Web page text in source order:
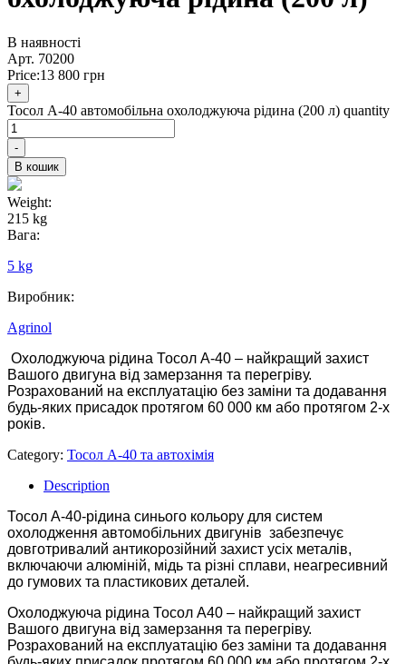
В наявності
Арт. 70200
Price:13 800 грн
+
Тосол А-40 автомобільна охолоджуюча рідина (200 л) quantity
-
В кошик
Weight:
215 kg
Вага:
5 kg
Виробник:
Agrinol
Охолоджуюча рідина Тосол А-40 – найкращий захист
Вашого двигуна від замерзання та перегріву.
Розрахований на експлуатацію без заміни та додавання
будь-яких присадок протягом 60 000 км або протягом 2-х
років.
Category: Тосол А-40 та автохімія
Description
Тосол А-40-рідина синього кольору для систем
охолодження автомобільних двигунів забезпечує
довготривалий антикорозійний захист усіх металів,
включаючи алюміній, мідь та різні сплави, неагресивний
до гумових та пластикових деталей.
Охолоджуюча рідина Тосол А40 – найкращий захист
Вашого двигуна від замерзання та перегріву.
Розрахований на експлуатацію без заміни та додавання